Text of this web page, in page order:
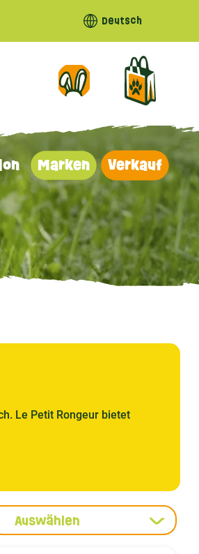
Deutsch
Marken Verkauf
Le Petit Rongeur bietet
, Hamiform , Trixie und
fördern ein glänzendes
und Parasiten vor. Es
Auswählen